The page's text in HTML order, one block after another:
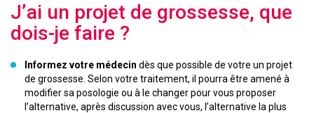
J’ai un projet de grossesse, que
dois-je faire ?
Informez votre médecin dès que possible de votre un projet
de grossesse. Selon votre traitement, il pourra être amené à
modifier sa posologie ou à le changer pour vous proposer
l’alternative, après discussion avec vous, l’alternative la plus